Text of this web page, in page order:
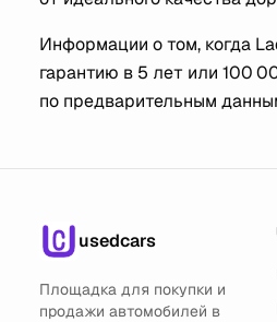
Информации о том, когда
гарантию в 5 лет или 100
по предварительным
usedcars
Площадка для покупки и
продажи автомобилей в